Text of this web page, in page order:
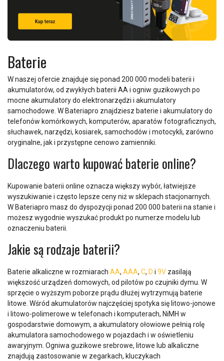
Baterie
W naszej ofercie znajduje się ponad 200 000 modeli baterii i
akumulatorów, od zwykłych baterii AA i ogniw guzikowych po
mocne akumulatory do elektronarzędzi i akumulatory
samochodowe. W Bateriapro znajdziesz baterie i akumulatory do
telefonów komórkowych, komputerów, aparatów fotograficznych,
słuchawek, narzędzi, kosiarek, samochodów i motocykli, zarówno
oryginalne, jak i przystępne cenowo zamienniki.
Dlaczego warto kupować baterie online?
Kupowanie baterii online oznacza większy wybór, łatwiejsze
wyszukiwanie i często lepsze ceny niż w sklepach stacjonarnych.
W Bateriapro masz do dyspozycji ponad 200 000 baterii na stanie i
możesz wygodnie wyszukać produkt po numerze modelu lub
oznaczeniu baterii.
Jakie są rodzaje baterii?
Baterie alkaliczne w rozmiarach AA, AAA, C, D i 9V zasilają
większość urządzeń domowych, od pilotów po czujniki dymu. W
sprzęcie o wyższym poborze prądu dłużej wytrzymują baterie
litowe. Wśród akumulatorów najczęściej spotyka się litowo-jonowe
i litowo-polimerowe w telefonach i komputerach, NiMH w
gospodarstwie domowym, a akumulatory ołowiowe pełnią rolę
akumulatora samochodowego w pojazdach i w oświetleniu
awaryjnym. Ogniwa guzikowe srebrowe, litowe lub alkaliczne
znajdują zastosowanie w zegarkach, kluczykach